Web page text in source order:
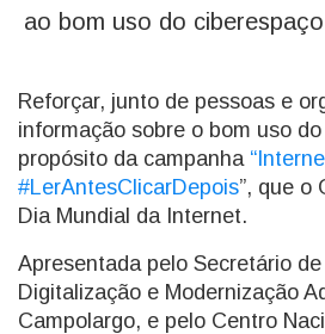
ao bom uso do
Reforçar, junto de pessoas e
informação sobre o bom uso
propósito da campanha
#LerAntesClicarDepois”, que o
Dia Mundial da Internet.
Apresentada pelo Secretário
Digitalização e Modernização
Campolargo, e pelo Centro